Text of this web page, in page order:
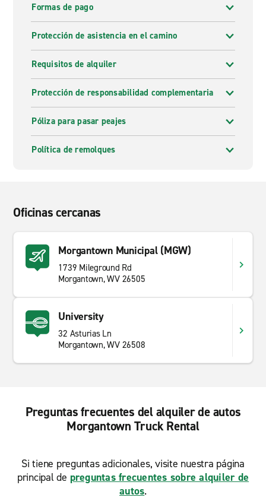
Formas de pago
Protección de asistencia en el camino
Requisitos de alquiler
Protección de responsabilidad complementaria
Póliza para pasar peajes
Política de remolques
Oficinas cercanas
Morgantown Municipal (MGW)
1739 Mileground Rd
Morgantown, WV 26505
University
32 Asturias Ln
Morgantown, WV 26508
Preguntas frecuentes del alquiler de autos
Morgantown Truck Rental
Si tiene preguntas adicionales, visite nuestra página
principal de preguntas frecuentes sobre alquiler de
autos.